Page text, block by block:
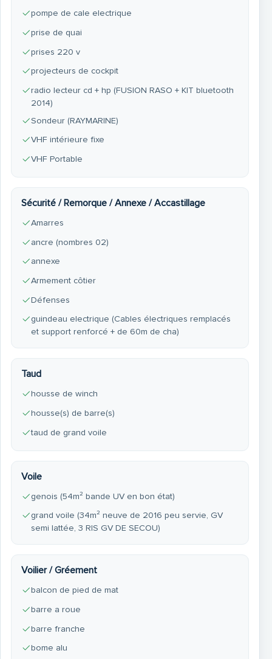
pompe de cale electrique
prise de quai
prises 220 v
projecteurs de cockpit
radio lecteur cd + hp (FUSION RASO + KIT bluetooth
2014)
Sondeur (RAYMARINE)
VHF intérieure fixe
VHF Portable
Sécurité / Remorque / Annexe / Accastillage
Amarres
ancre (nombres 02)
annexe
Armement côtier
Défenses
guindeau electrique (Cables électriques remplacés
et support renforcé + de 60m de cha)
Taud
housse de winch
housse(s) de barre(s)
taud de grand voile
Voile
genois (54m² bande UV en bon état)
grand voile (34m² neuve de 2016 peu servie, GV
semi lattée, 3 RIS GV DE SECOU)
Voilier / Gréement
balcon de pied de mat
barre a roue
barre franche
bome alu